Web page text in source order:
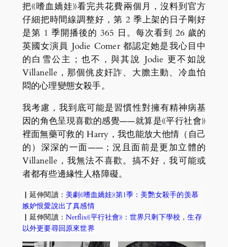
把《嗜血嬌娃》看完共花費兩個月，沒料到官方
仔細把時間線調整好，第 2 季上架的日子剛好
是第 1 季開播後的 365 日。每次看到 26 歲的
英國女演員 Jodie Comer 都認定她是我心目中
的白雪公主；也不，與其說 Jodie 更不如說
Villanelle，那個佻皮奸詐、大膽主動、冷血怕
悶的心理變態女殺手。
我考慮，我到底可能是習慣性對擁有精神病基
因的角色呈現喜歡的感覺——就算是《平行社會》
裡面無藥可救的 Harry，我也能放大他情（自己
的）深深的一面——；況且面前是更加立體的
Villanelle，我無法不喜歡。搞不好，我可能或
者都有些邊緣性人格障礙。
▏延伸閱讀： 美劇《嗜血嬌娃》第1季：美艷女殺手的羡慕
嫉妒恨愛說出了真感情
▏延伸閱讀：Netflix《平行社會》：世界只剩下學校，生存
以外更要尋回原來世界